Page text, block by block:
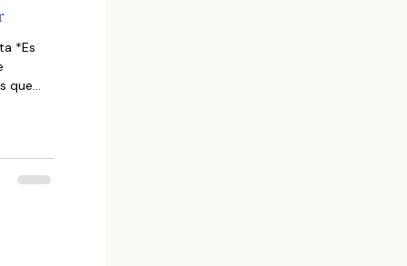
que
etapa
La